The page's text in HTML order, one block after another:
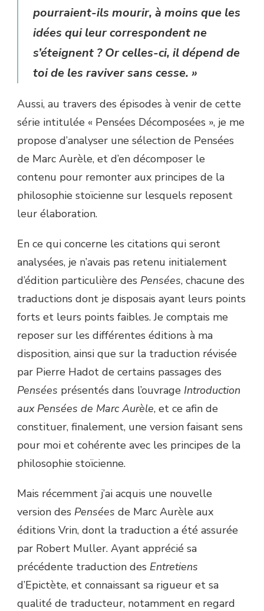
pourraient-ils mourir, à moins que les
idées qui leur correspondent ne
s’éteignent ? Or celles-ci, il dépend de
toi de les raviver sans cesse. »
Aussi, au travers des épisodes à venir de cette
série intitulée « Pensées Décomposées », je me
propose d’analyser une sélection de Pensées
de Marc Aurèle, et d’en décomposer le
contenu pour remonter aux principes de la
philosophie stoïcienne sur lesquels reposent
leur élaboration.
En ce qui concerne les citations qui seront
analysées, je n’avais pas retenu initialement
d’édition particulière des Pensées, chacune des
traductions dont je disposais ayant leurs points
forts et leurs points faibles. Je comptais me
reposer sur les différentes éditions à ma
disposition, ainsi que sur la traduction révisée
par Pierre Hadot de certains passages des
Pensées présentés dans l’ouvrage Introduction
aux Pensées de Marc Aurèle, et ce afin de
constituer, finalement, une version faisant sens
pour moi et cohérente avec les principes de la
philosophie stoïcienne.
Mais récemment j’ai acquis une nouvelle
version des Pensées de Marc Aurèle aux
éditions Vrin, dont la traduction a été assurée
par Robert Muller. Ayant apprécié sa
précédente traduction des Entretiens
d’Epictète, et connaissant sa rigueur et sa
qualité de traducteur, notamment en regard